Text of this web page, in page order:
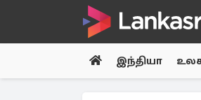
இந்தியா